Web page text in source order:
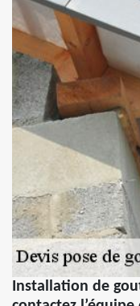
Installation de